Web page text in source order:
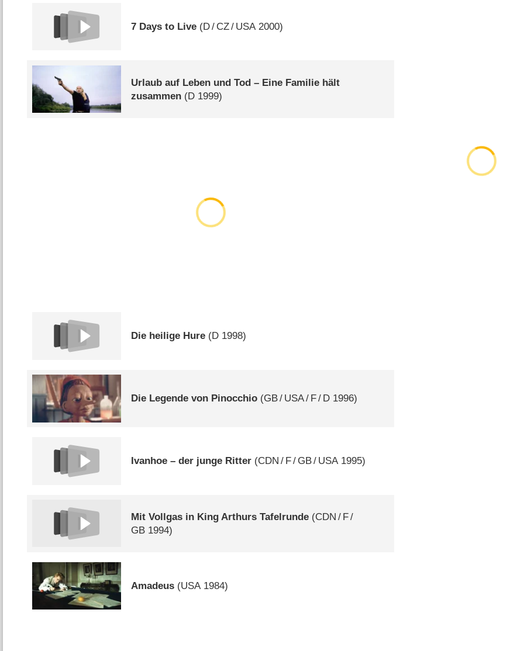
7 Days to Live (D/ CZ/ USA2000)
Urlaub auf Leben und Tod – Eine Familie hält
zusammen (D 1999)
Die heilige Hure (D 1998)
Die Legende von Pinocchio (GB/ USA/ F/ D 1996)
Ivanhoe – der junge Ritter (CDN / F/ GB/ USA1995)
Mit Vollgas in King Arthurs Tafelrunde (CDN / F/
GB 1994)
Amadeus (USA1984)